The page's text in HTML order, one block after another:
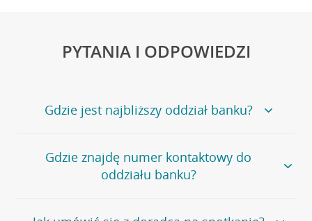
PYTANIA I ODPOWIEDZI
Gdzie jest najbliższy oddział banku?
Jeśli szukasz oddziału naszego banku, zapraszamy na
stronęPlacówki i bankomaty, na której znajduje się
wygodna wyszukiwarka.
oddziałów
Gdzie znajdę numer kontaktowy do
oddziału banku?
Bank Credit Agricole nie udostępnia ogólnego numeru